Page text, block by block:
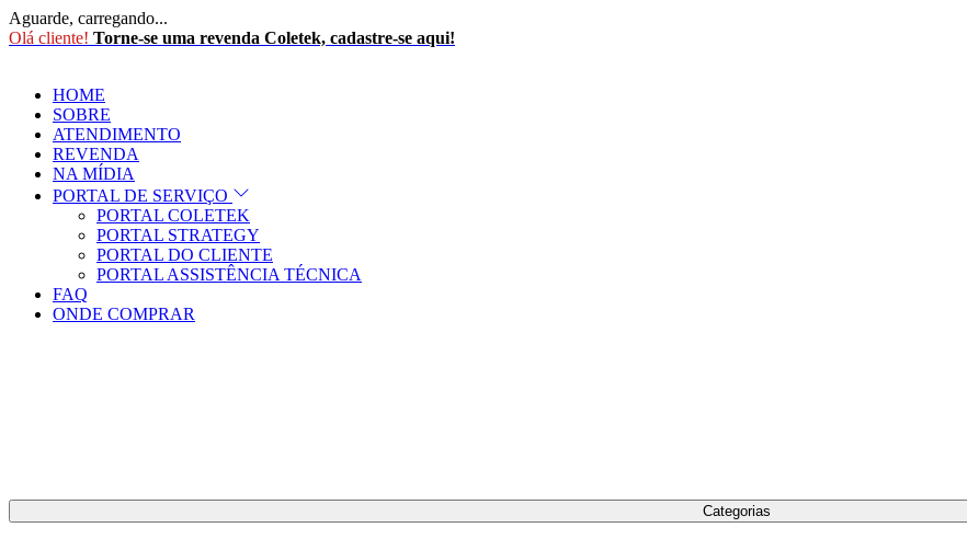
Aguarde, carregando...
Olá cliente! Torne-se uma revenda Coletek, cadastre-se aqui!
HOME
SOBRE
ATENDIMENTO
REVENDA
NA MÍDIA
PORTAL DE SERVIÇO
PORTAL COLETEK
PORTAL STRATEGY
PORTAL DO CLIENTE
PORTAL ASSISTÊNCIA TÉCNICA
FAQ
ONDE COMPRAR
Categorias